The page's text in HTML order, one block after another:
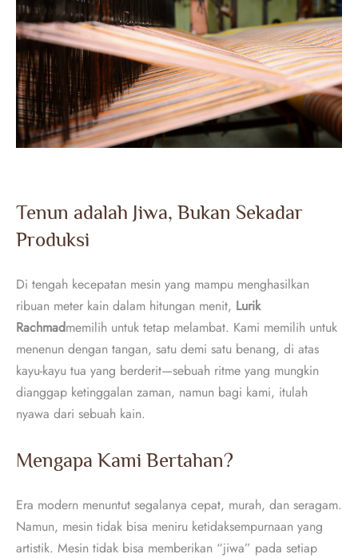
Tenun adalah Jiwa, Bukan Sekadar
Produksi
Di tengah kecepatan mesin yang mampu menghasilkan
ribuan meter kain dalam hitungan menit, Lurik
Rachmadmemilih untuk tetap melambat. Kami memilih untuk
menenun dengan tangan, satu demi satu benang, di atas
kayu-kayu tua yang berderit—sebuah ritme yang mungkin
dianggap ketinggalan zaman, namun bagi kami, itulah
nyawa dari sebuah kain.
Mengapa Kami Bertahan?
Era modern menuntut segalanya cepat, murah, dan seragam.
Namun, mesin tidak bisa meniru ketidaksempurnaan yang
artistik. Mesin tidak bisa memberikan “jiwa” pada setiap